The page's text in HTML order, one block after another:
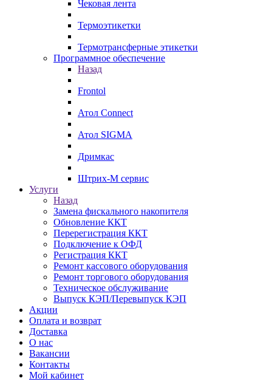
Чековая лента
Термоэтикетки
Термотрансферные этикетки
Программное обеспечение
Назад
Frontol
Атол Connect
Атол SIGMA
Дримкас
Штрих-М сервис
Услуги
Назад
Замена фискального накопителя
Обновление ККТ
Перерегистрация ККТ
Подключение к ОФД
Регистрация ККТ
Ремонт кассового оборудования
Ремонт торгового оборудования
Техническое обслуживание
Выпуск КЭП/Перевыпуск КЭП
Акции
Оплата и возврат
Доставка
О нас
Вакансии
Контакты
Мой кабинет